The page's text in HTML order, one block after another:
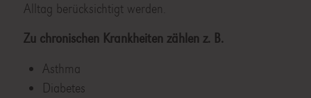
Alltag berücksichtigt werden.
Zu chronischen Krankheiten zählen z. B.
Asthma
Diabetes